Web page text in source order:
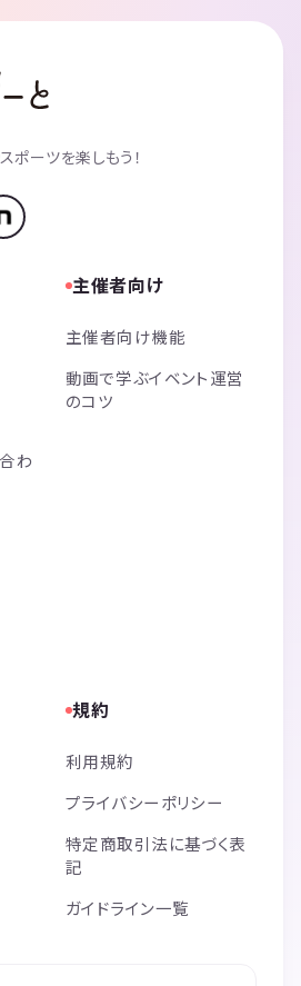
ポーツを楽しもう！
わ
主催者向け
主催者向け機能
動画で学ぶイベント運営
のコツ
規約
利用規約
プライバシーポリシー
特定商取引法に基づく表
記
ガイドライン一覧